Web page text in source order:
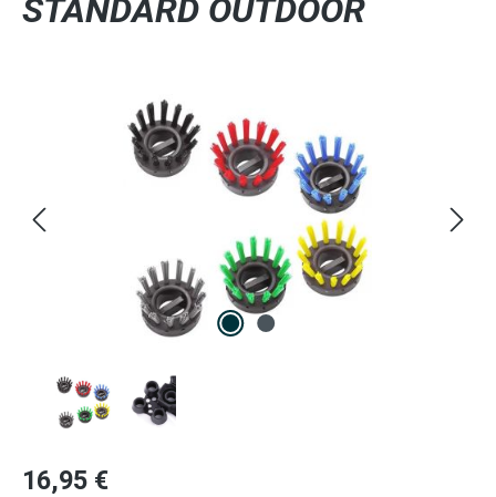
STANDARD OUTDOOR
Bildergalerie überspringen
Regulärer Preis:
16,95 €